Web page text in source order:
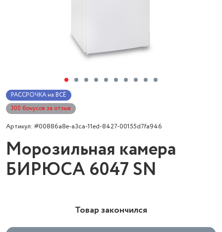
РАССРОЧКА на ВСЁ
300 бонусов за отзыв
Артикул: #00886a8e-a3ca-11ed-8427-00155d7fa946
Морозильная камера
БИРЮСА 6047 SN
Товар закончился